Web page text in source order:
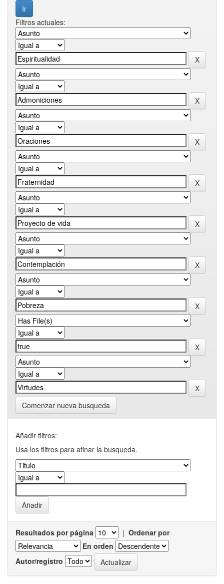
Filtros actuales:
Comenzar nueva busqueda
Añadir filtros:
Usa los filtros para afinar la busqueda.
Resultados por página | Ordenar por
En orden
Autor/registro